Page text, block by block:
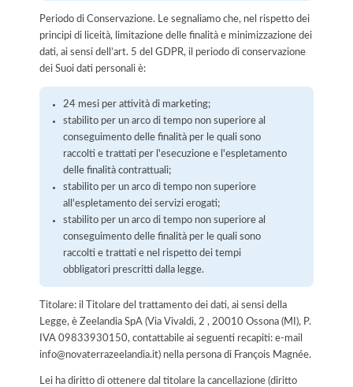
Periodo di Conservazione. Le segnaliamo che, nel rispetto dei
principi di liceità, limitazione delle finalità e minimizzazione dei
dati, ai sensi dell’art. 5 del GDPR, il periodo di conservazione
dei Suoi dati personali è:
24 mesi per attività di marketing;
stabilito per un arco di tempo non superiore al
conseguimento delle finalità per le quali sono
raccolti e trattati per l'esecuzione e l'espletamento
delle finalità contrattuali;
stabilito per un arco di tempo non superiore
all'espletamento dei servizi erogati;
stabilito per un arco di tempo non superiore al
conseguimento delle finalità per le quali sono
raccolti e trattati e nel rispetto dei tempi
obbligatori prescritti dalla legge.
Titolare: il Titolare del trattamento dei dati, ai sensi della
Legge, è Zeelandia SpA (Via Vivaldi, 2 , 20010 Ossona (MI), P.
IVA 09833930150, contattabile ai seguenti recapiti: e-mail
info@novaterrazeelandia.it) nella persona di François Magnée.
Lei ha diritto di ottenere dal titolare la cancellazione (diritto